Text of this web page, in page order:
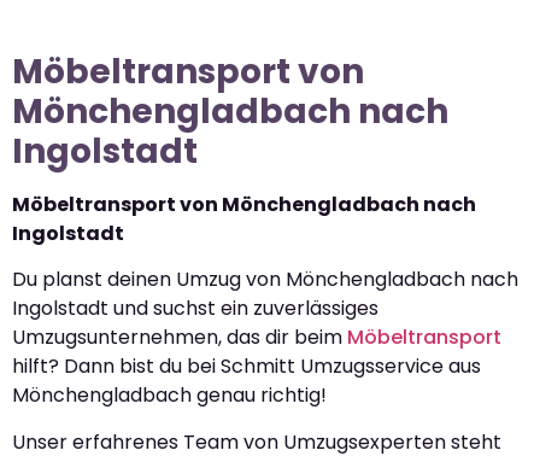
Möbeltransport von
Mönchengladbach nach
Ingolstadt
Möbeltransport von Mönchengladbach nach
Ingolstadt
Du planst deinen Umzug von Mönchengladbach nach
Ingolstadt und suchst ein zuverlässiges
Umzugsunternehmen, das dir beim Möbeltransport
hilft? Dann bist du bei Schmitt Umzugsservice aus
Mönchengladbach genau richtig!
Unser erfahrenes Team von Umzugsexperten steht